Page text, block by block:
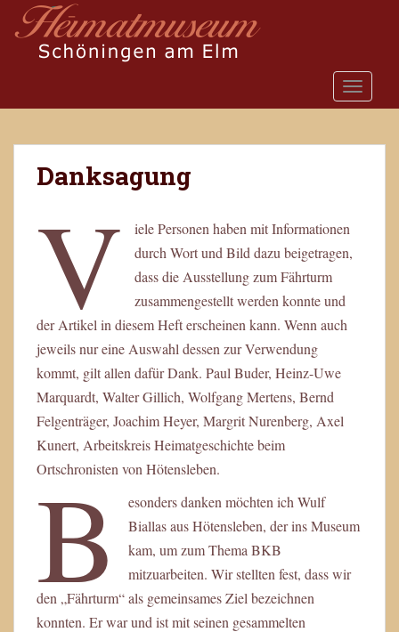
o
Danksagung
V
iele Personen haben mit Informationen
durch Wort und Bild dazu beigetragen,
dass die Ausstellung zum Fährturm
zusammengestellt werden konnte und
der Artikel in diesem Heft erscheinen kann. Wenn auch
jeweils nur eine Auswahl dessen zur Verwendung
kommt, gilt allen dafür Dank. Paul Buder, Heinz-Uwe
Marquardt, Walter Gillich, Wolfgang Mertens, Bernd
Felgenträger, Joachim Heyer, Margrit Nurenberg, Axel
Kunert, Arbeitskreis Heimatgeschichte beim
Ortschronisten von Hötensleben.
B
esonders danken möchten ich Wulf
Biallas aus Hötensleben, der ins Museum
kam, um zum Thema BKB
mitzuarbeiten. Wir stellten fest, dass wir
den „Fährturm“ als gemeinsames Ziel bezeichnen
konnten. Er war und ist mit seinen gesammelten